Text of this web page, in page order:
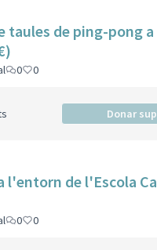
taules de ping-pong
0 0
Donar
l'entorn de l'Escola
0 0